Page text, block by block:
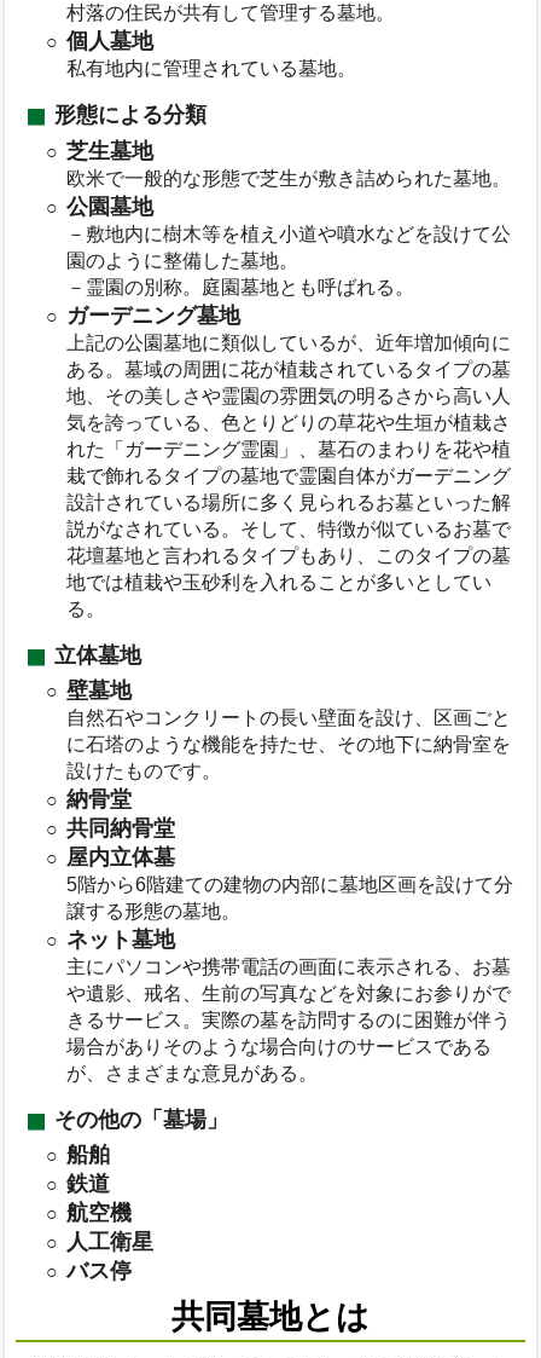
村落の住民が共有して管理する墓地。
個人墓地
私有地内に管理されている墓地。
形態による分類
芝生墓地
欧米で一般的な形態で芝生が敷き詰められた墓地。
公園墓地
－敷地内に樹木等を植え小道や噴水などを設けて公
園のように整備した墓地。
－霊園の別称。庭園墓地とも呼ばれる。
ガーデニング墓地
上記の公園墓地に類似しているが、近年増加傾向に
ある。墓域の周囲に花が植栽されているタイプの墓
地、その美しさや霊園の雰囲気の明るさから高い人
気を誇っている、色とりどりの草花や生垣が植栽さ
れた「ガーデニング霊園」、墓石のまわりを花や植
栽で飾れるタイプの墓地で霊園自体がガーデニング
設計されている場所に多く見られるお墓といった解
説がなされている。そして、特徴が似ているお墓で
花壇墓地と言われるタイプもあり、このタイプの墓
地では植栽や玉砂利を入れることが多いとしてい
る。
立体墓地
壁墓地
自然石やコンクリートの長い壁面を設け、区画ごと
に石塔のような機能を持たせ、その地下に納骨室を
設けたものです。
納骨堂
共同納骨堂
屋内立体墓
5階から6階建ての建物の内部に墓地区画を設けて分
譲する形態の墓地。
ネット墓地
主にパソコンや携帯電話の画面に表示される、お墓
や遺影、戒名、生前の写真などを対象にお参りがで
きるサービス。実際の墓を訪問するのに困難が伴う
場合がありそのような場合向けのサービスである
が、さまざまな意見がある。
その他の「墓場」
船舶
鉄道
航空機
人工衛星
バス停
共同墓地とは